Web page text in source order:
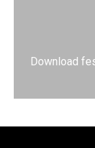
Download